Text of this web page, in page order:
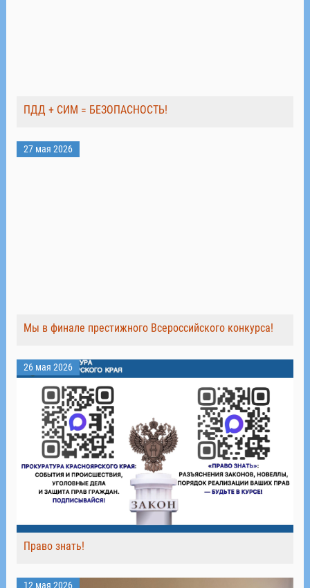
ПДД + СИМ = БЕЗОПАСНОСТЬ!
27 мая 2026
Мы в финале престижного Всероссийского конкурса!
26 мая 2026
Право знать!
12 мая 2026